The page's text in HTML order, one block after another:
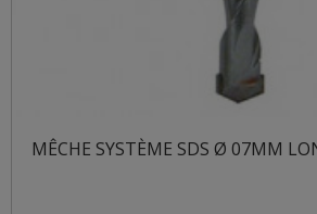
MÊCHE SYSTÈME SDS Ø 07MM